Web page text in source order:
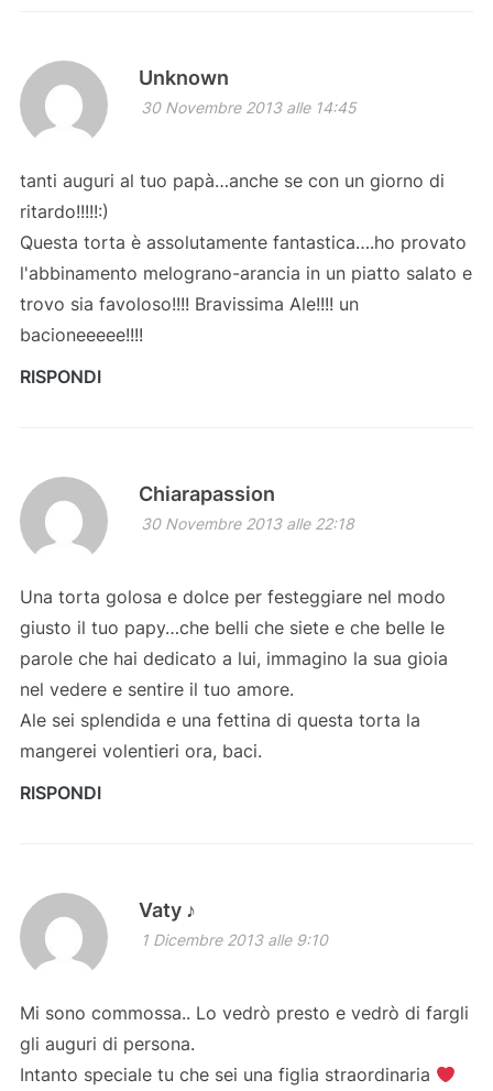
Unknown
30 Novembre 2013 alle 14:45
tanti auguri al tuo papà…anche se con un giorno di
ritardo!!!!!:)
Questa torta è assolutamente fantastica….ho provato
l'abbinamento melograno-arancia in un piatto salato e
trovo sia favoloso!!!! Bravissima Ale!!!! un
bacioneeeee!!!!
RISPONDI
Chiarapassion
30 Novembre 2013 alle 22:18
Una torta golosa e dolce per festeggiare nel modo
giusto il tuo papy…che belli che siete e che belle le
parole che hai dedicato a lui, immagino la sua gioia
nel vedere e sentire il tuo amore.
Ale sei splendida e una fettina di questa torta la
mangerei volentieri ora, baci.
RISPONDI
Vaty ♪
1 Dicembre 2013 alle 9:10
Mi sono commossa.. Lo vedrò presto e vedrò di fargli
gli auguri di persona.
Intanto speciale tu che sei una figlia straordinaria